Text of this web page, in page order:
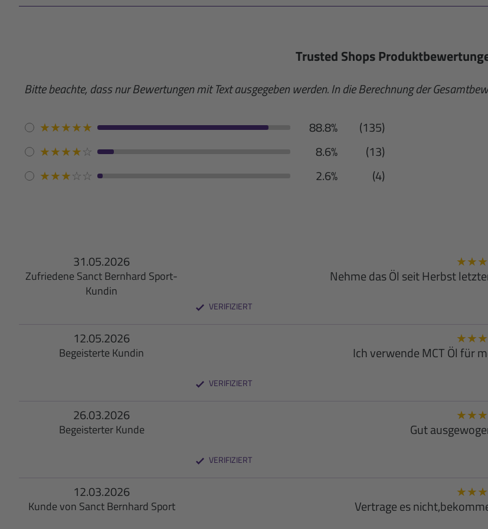
Trusted Shops
Bitte beachte, dass nur Bewertungen mit Text ausgegeben werden. In die Berechnung der
★★★★★ 88.8%
(135)
★★★★☆ 8.6%
(13)
★★★☆☆ 2.6% (4)
31.05.2026
Zufriedene Sanct Bernhard Sport-
Kundin
★★★
Nehme das Öl seit Herbst
VERIFIZIERT
12.05.2026
Begeisterte Kundin
★★★
Ich verwende MCT Öl für
VERIFIZIERT
26.03.2026
Begeisterter Kunde
★★★
Gut
VERIFIZIERT
12.03.2026
Kunde von Sanct Bernhard Sport
★★★
Vertrage es